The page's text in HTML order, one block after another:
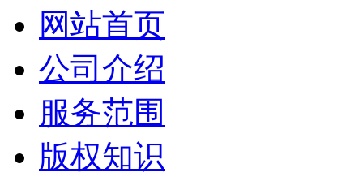
网站首页
公司介绍
服务范围
版权知识